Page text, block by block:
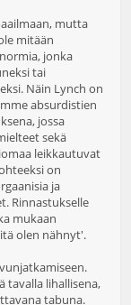
mutta
mitään
jonka
tai
Näin Lynch on
absurdistien
jossa
sekä
leikkautuvat
on
ja
Rinnastukselle
mukaan
olen nähnyt'.
tavalla lihallisena,
tabuna.